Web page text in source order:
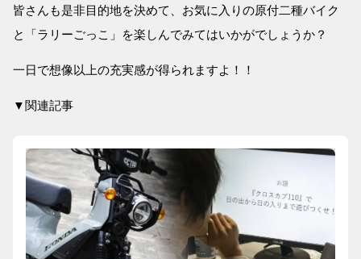
皆さんも是非目的地を決めて、お気に入りの原付二種バイク
と「ラリーごっこ」を楽しんでみてはいかがでしょうか？
一日で想像以上の充実感が得られますよ！！
▼関連記事